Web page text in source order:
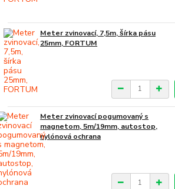
Meter zvinovací, 7,5m, šírka pásu
25mm, FORTUM
Meter zvinovací pogumovaný s
magnetom, 5m/19mm, autostop,
nylónová ochrana